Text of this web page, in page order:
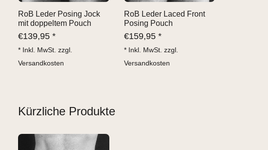
RoB Leder Posing Jock
mit doppeltem Pouch
€139,95 *
* Inkl. MwSt. zzgl.
Versandkosten
RoB Leder Laced Front
Posing Pouch
€159,95 *
* Inkl. MwSt. zzgl.
Versandkosten
Kürzliche Produkte